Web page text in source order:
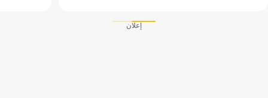
إعلان